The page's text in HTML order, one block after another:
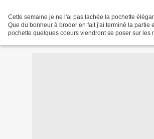
Cette semaine je ne l'ai pas lachée la pochette
Que du bonheur à broder en fait j'ai terminé la partie
pochette quelques coeurs viendront se poser sur les